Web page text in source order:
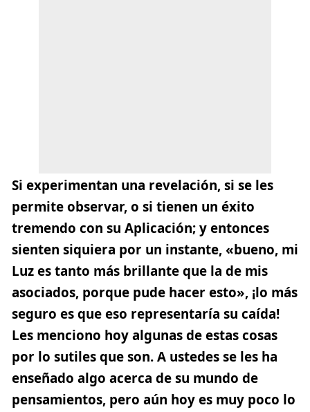
Si experimentan una revelación, si se les
permite observar, o si tienen un éxito
tremendo con su Aplicación; y entonces
sienten siquiera por un instante, «bueno, mi
Luz es tanto más brillante que la de mis
asociados, porque pude hacer esto», ¡lo más
seguro es que eso representaría su caída!
Les menciono hoy algunas de estas cosas
por lo sutiles que son. A ustedes se les ha
enseñado algo acerca de su mundo de
pensamientos, pero aún hoy es muy poco lo